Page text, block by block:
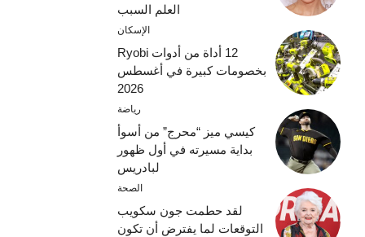
العلم السبب
الإسكان
12 أداة من أدوات Ryobi
بخصومات كبيرة في أغسطس
2026
رياضة
كيسي ميز “محرج” من أسوأ
بداية مسيرته في أول ظهور
لبادريس
الصحة
لقد حطمت جون سكويب
التوقعات لما يفترض أن تكون